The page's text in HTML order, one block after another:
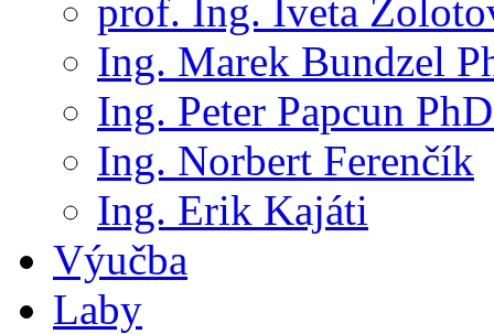
prof. Ing. Iveta
Ing. Marek Bundzel
Ing. Peter Papcun
Ing. Norbert Ferenčík
Ing. Erik Kajáti
Výučba
Laby